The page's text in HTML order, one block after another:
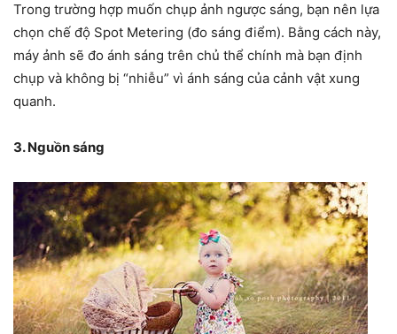
Trong trường hợp muốn chụp ảnh ngược sáng, bạn nên lựa
chọn chế độ Spot Metering (đo sáng điểm). Bằng cách này,
máy ảnh sẽ đo ánh sáng trên chủ thể chính mà bạn định
chụp và không bị “nhiễu” vì ánh sáng của cảnh vật xung
quanh.
3. Nguồn sáng